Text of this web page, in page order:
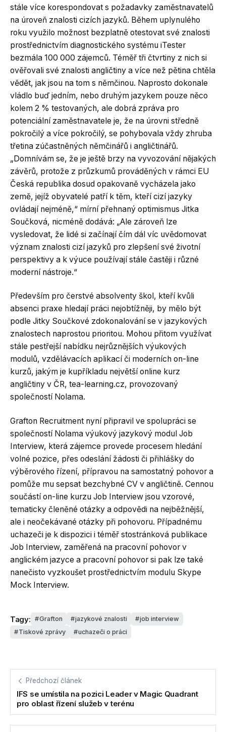
stále více korespondovat s požadavky zaměstnavatelů
na úroveň znalosti cizích jazyků. Během uplynulého
roku využilo možnost bezplatně otestovat své znalosti
prostřednictvím diagnostického systému iTester
bezmála 100 000 zájemců. Téměř tři čtvrtiny z nich si
ověřovali své znalosti angličtiny a více než pětina chtěla
vědět, jak jsou na tom s němčinou. Naprosto dokonale
vládlo buď jedním, nebo druhým jazykem pouze něco
kolem 2 % testovaných, ale dobrá zpráva pro
potenciální zaměstnavatele je, že na úrovni středně
pokročilý a více pokročilý, se pohybovala vždy zhruba
třetina zúčastněných němčinářů i angličtinářů.
„Domnívám se, že je ještě brzy na vyvozování nějakých
závěrů, protože z průzkumů prováděných v rámci EU
Česká republika dosud opakovaně vycházela jako
země, jejíž obyvatelé patří k těm, kteří cizí jazyky
ovládají nejméně,“ mírní přehnaný optimismus Jitka
Součková, nicméně dodává: „Ale zároveň lze
vysledovat, že lidé si začínají čím dál víc uvědomovat
význam znalosti cizí jazyků pro zlepšení své životní
perspektivy a k výuce používají stále častěji i různé
moderní nástroje.“
Především pro čerstvé absolventy škol, kteří kvůli
absenci praxe hledají práci nejobtížněji, by mělo být
podle Jitky Součkové zdokonalování se v jazykových
znalostech naprostou prioritou. Mohou přitom využívat
stále pestřejší nabídku nejrůznějších výukových
modulů, vzdělávacích aplikací či moderních on-line
kurzů, jakým je kupříkladu největší online kurz
angličtiny v ČR, tea-learning.cz, provozovaný
společností Nolama.
Grafton Recruitment nyní připravil ve spolupráci se
společností Nolama výukový jazykový modul Job
Interview, která zájemce provede procesem hledání
volné pozice, přes odeslání žádosti či přihlášky do
výběrového řízení, přípravou na samostatný pohovor a
pomůže mu sepsat bezchybné CV v angličtině. Cennou
součástí on-line kurzu Job Interview jsou vzorové,
tematicky členěné otázky a odpovědi na nejběžnější,
ale i neočekávané otázky při pohovoru. Případnému
uchazeči je k dispozici i téměř stostránková publikace
Job Interview, zaměřená na pracovní pohovor v
anglickém jazyce a pracovní pohovor si pak lze také
nanečisto vyzkoušet prostřednictvím modulu Skype
Mock Interview.
Tagy: Grafton jazykové znalosti
job interview
Tiskové zprávy
uchazeči o práci
Předchozí článek
IFS se umístila na pozici Leader v Magic Quadrant
pro oblast řízení služeb v terénu